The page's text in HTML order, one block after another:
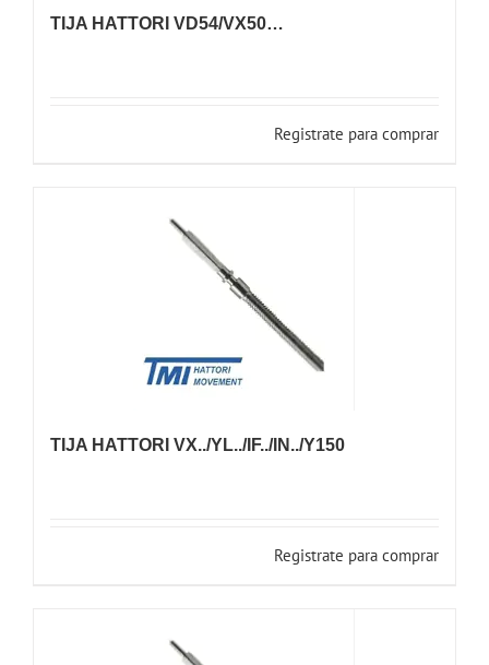
TIJA HATTORI VD54/VX50…
Registrate para comprar
TIJA HATTORI VX../YL../IF../IN../Y150
Registrate para comprar